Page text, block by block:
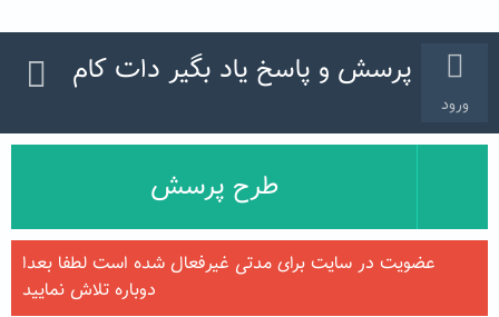
ورود
پرسش و پاسخ یاد بگیر دات کام
طرح پرسش
عضویت در سایت برای مدتی غیرفعال شده است لطفا بعدا
دوباره تلاش نمایید